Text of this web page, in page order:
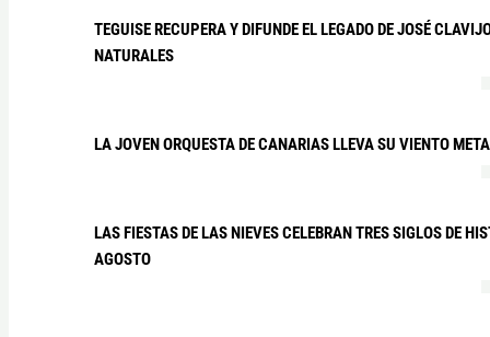
TEGUISE RECUPERA Y DIFUNDE EL LEGADO DE JOSÉ
NATURALES
LA JOVEN ORQUESTA DE CANARIAS LLEVA SU VIENTO
LAS FIESTAS DE LAS NIEVES CELEBRAN TRES SIGLOS DE
AGOSTO